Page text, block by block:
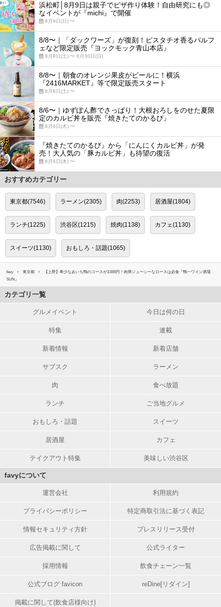
浜松町│8月9日は親子でピザ作り体験！自由研究にも◎
なイベントが『michi』で開催
8月9日(日) 〜
8/8〜｜「ダックワーズ」が復刻！ピスタチオ香るパルフ
ェなど限定販売『ヨックモック青山本店』
8月8日(土) 〜 8月30日(日)
8/8〜｜朝食のオレンジ果皮がビールに！横浜
『2416MARKET』等で限定販売スタート
8月8日(土) 〜
8/6〜｜ゆずぽん酢でさっぱり！大根おろしをのせた夏限
定のカルビ丼を販売『焼きたてのかるび』
8月6日(木) 〜
『焼きたてのかるび』から「にんにくカルビ丼」が発
売！大人気の「豚カルビ丼」も待望の復活
8月6日(木) 〜
おすすめカテゴリー
東京都(7546) ラーメン(2305) 肉(2253) 居酒屋(1804)
ランチ(1225) 渋谷区(1215) 焼肉(1138) カフェ(1130)
スイーツ(1130) おもしろ・話題(1065)
favy 東京都
【上野】希少なあいち鴨のコースが3,000円！肉厚ジューシーなロースは必食『鴨一ワイン酒場
SUN』
カテゴリ一覧
グルメイベント 今日は何の日
特集 連載
新着情報 新着店舗
サブスク ラーメン
肉 食べ放題
ランチ ご当地グルメ
おもしろ・話題 スイーツ
居酒屋 カフェ
テイクアウト特集 美味しい渋谷区
favyについて
運営会社 利用規約
プライバシーポリシー 特定商取引法に基づく表記
情報セキュリティ方針 プレスリリース受付
広告掲載に関して 公式ライター
採用情報 飲食チェーン一覧
公式ブログ favicon reDine[リダイン]
掲載に関して(飲食店様向け)